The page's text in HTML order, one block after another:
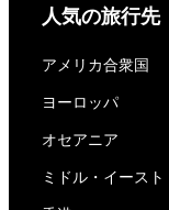
人気の旅行先
アメリカ合衆国
ヨーロッパ
オセアニア
ミドル・イースト